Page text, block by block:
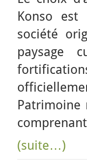
Konso est
société
paysage
Patrimoine
(suite…)